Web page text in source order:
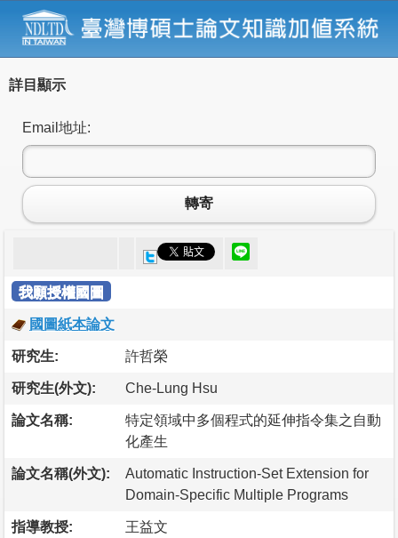
詳目顯示
Email地址:
轉寄
我願授權國圖
國圖紙本論文
研究生: 許哲榮
研究生(外文): Che-Lung Hsu
論文名稱:
特定領域中多個程式的延伸指令集之自動
化產生
論文名稱(外文):
Automatic Instruction-Set Extension for
Domain-Specific Multiple Programs
指導教授: 王益文